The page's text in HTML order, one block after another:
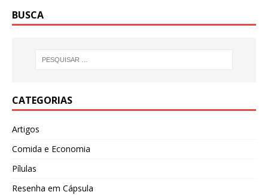
e
o
k
at
A
p
ittp ar
BUSCA
CATEGORIAS
Artigos
Comida e Economia
Pílulas
Resenha em Cápsula